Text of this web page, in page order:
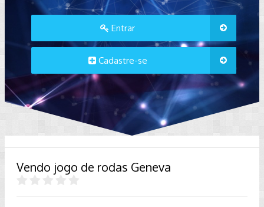
Entrar
Cadastre-se
Vendo jogo de rodas Geneva